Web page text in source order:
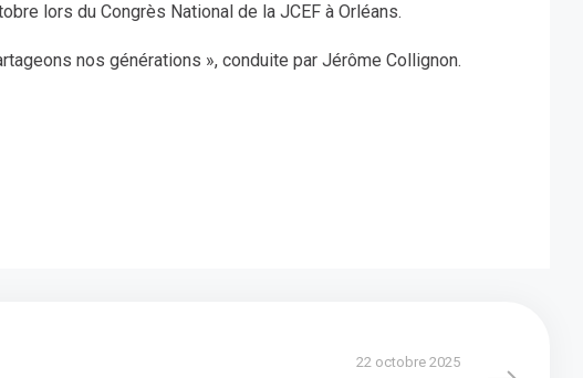
lors du Congrès National de la JCEF à Orléans.
nos générations », conduite par Jérôme Collignon.
22 octobre 2025